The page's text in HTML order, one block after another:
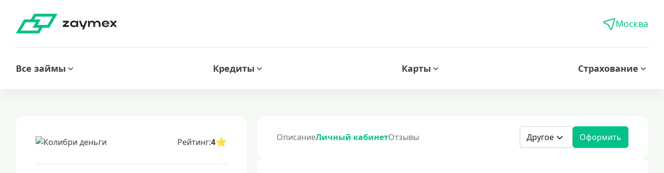
Москва
Все займы Кредиты Карты Страхование
Рейтинг:4 ОписаниеЛичный кабинетОтзывы Другое Оформить